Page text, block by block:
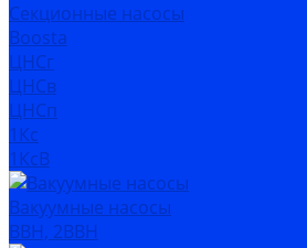
Секционные насосы
Boosta
ЦНСг
ЦНСв
ЦНСп
1Кс
1КсВ
Вакуумные насосы
ВВН, 2ВВН